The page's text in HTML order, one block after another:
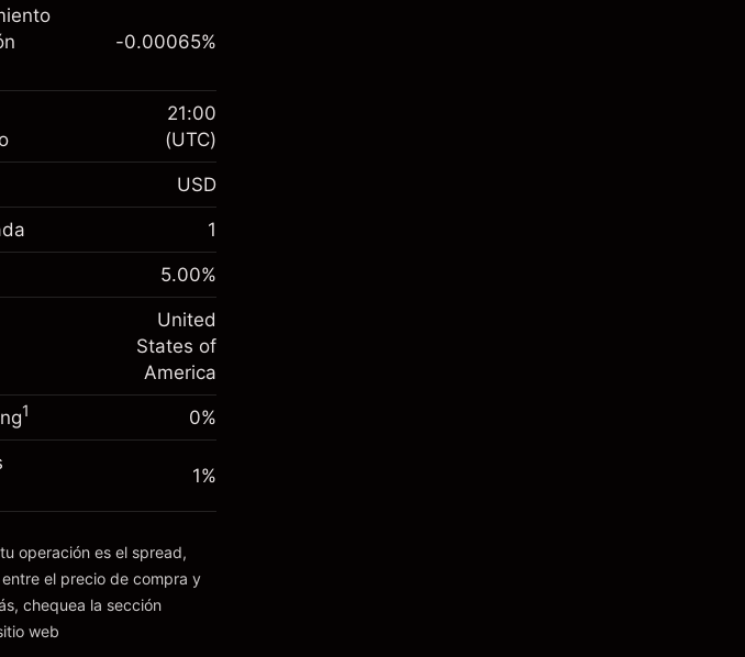
$1,000.00
de la
-0.021568
~ $
$19,000.00
$1,000.00
-0.000654
(-$0.13)
con apalancamiento
~ $
-0.00065%
21:00
(UTC)
USD
1
5.00%
United
States of
America
1 0%
Cargos y tarifas
1%
operación es el spread,
el precio de compra y
chequea la sección
web